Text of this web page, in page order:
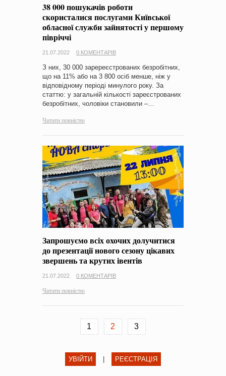
38 000 пошукачів роботи
скористалися послугами Київської
обласної служби зайнятості у першому
півріччі
21.07.2022 0 КОМЕНТАРІВ
З них, 30 000 заререєстрованих безробітних,
що на 11% або на 3 800 осіб менше, ніж у
відповідному періоді минулого року. За
статтю: у загальній кількості зареєстрованих
безробітних, чоловіки становили –…
Читати повністю
Запрошуємо всіх охочих долучитися
до презентації нового сезону цікавих
звершень та крутих івентів
21.07.2022 0 КОМЕНТАРІВ
Читати повністю
1 2 3
УВІЙТИ РЕЄСТРАЦІЯ